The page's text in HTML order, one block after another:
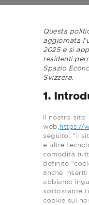
Questa
aggiornata
2025 e si
residenti
Spazio
Svizzera.
1.
Il nostro sito
web,https://
seguito: "il
e altre
comodità
definite
anche
abbiamo
sottostante
cookie sul